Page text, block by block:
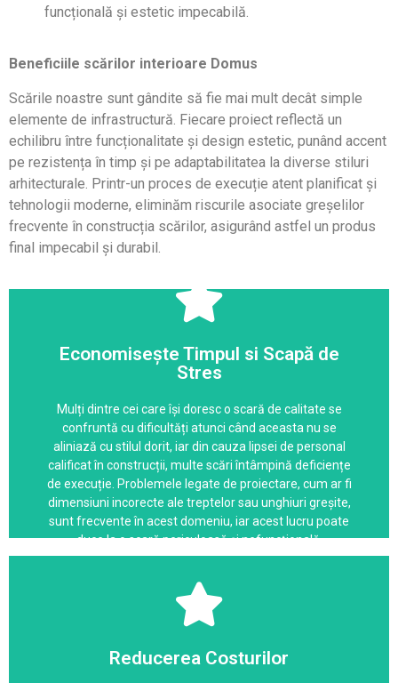
funcțională și estetic impecabilă.
Beneficiile scărilor interioare Domus
Scările noastre sunt gândite să fie mai mult decât simple
elemente de infrastructură. Fiecare proiect reflectă un
echilibru între funcționalitate și design estetic, punând accent
pe rezistența în timp și pe adaptabilitatea la diverse stiluri
arhitecturale. Printr-un proces de execuție atent planificat și
tehnologii moderne, eliminăm riscurile asociate greșelilor
frecvente în construcția scărilor, asigurând astfel un produs
final impecabil și durabil.
Economisește Timpul si Scapă de
Stres
Mulți dintre cei care își doresc o scară de calitate se
confruntă cu dificultăți atunci când aceasta nu se
aliniază cu stilul dorit, iar din cauza lipsei de personal
calificat în construcții, multe scări întâmpină deficiențe
de execuție. Problemele legate de proiectare, cum ar fi
dimensiuni incorecte ale treptelor sau unghiuri greșite,
sunt frecvente în acest domeniu, iar acest lucru poate
duce la o scară periculoasă și nefuncțională.
Soluții Moderne pentru Orice Stil
Scările realizate de Domus sunt construite pe vanguri din
lemn de esență tare, o alegere durabilă și estetică.
Acestea pot fi configurate în funcție de preferințele tale
și pot include diferite tipuri de vanguri: centrale, laterale
funcție de designul dorit, iar montajul treptelor și
contratreptelor se face cu precizie pe utilaje cu comandă
Reducerea Costurilor
lemnul cu metalul sau sticla pentru a crea scări cu
locuință.